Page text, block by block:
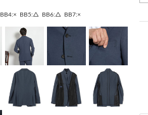
BB4:× BB5:△ BB6:△ BB7:×